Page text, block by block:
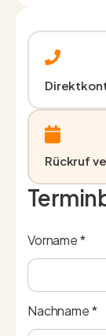
Rückruf
Vorname *
Nachname *